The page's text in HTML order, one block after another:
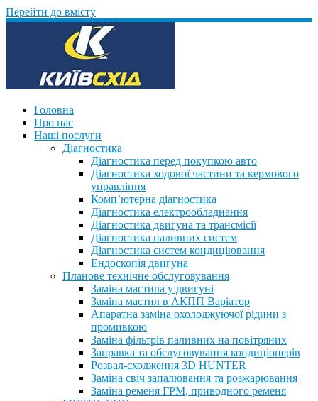
Перейти до вмісту
Головна
Про нас
Наші послуги
Діагностика
Діагностика перед покупкою авто
Діагностика ходової частини та кермового
управління
Комп’ютерна діагностика
Діагностика електрообладнання
Діагностика двигуна та трансмісії
Діагностика паливних систем
Діагностика систем кондиціювання
Ендоскопія двигуна
Планове технічне обслуговування
Заміна мастила у двигуні
Заміна мастил в АКПП Варіатор
Апаратна заміна охолоджуючої рідини з
промивкою
Заміна фільтрів паливних на повітряних
Заправка та обслуговування кондиціонерів
Розвал-сходження 3D HUNTER
Заміна свіч запалювання та розжарювання
Заміна ременя ГРМ, приводного ременя